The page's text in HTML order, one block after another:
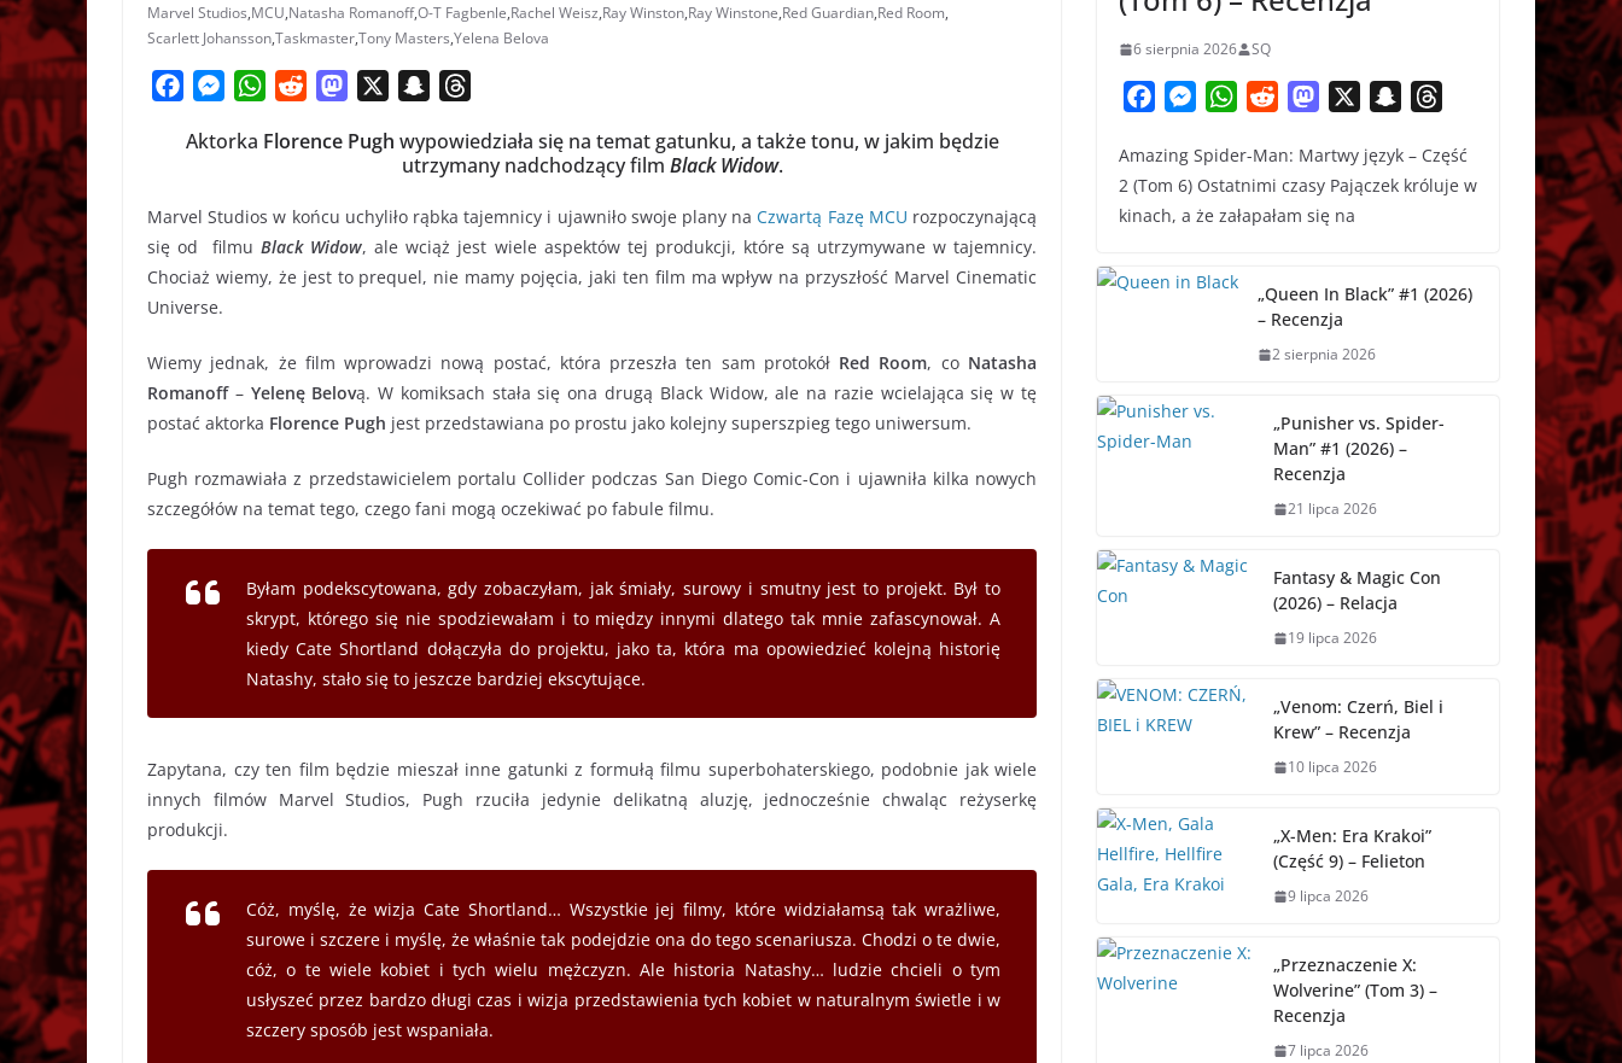
Marvel Studios,MCU,Natasha Romanoff,O-T Fagbenle,Rachel Weisz,Ray Winston,Ray Winstone,Red Guardian,Red Room,
Scarlett Johansson,Taskmaster,Tony Masters,Yelena Belova
c
b
o
o
k
M
s
e
n
g
W
a
s
A
p
d
i
t
M
s
o
d
o
a
p
c
h
a
r
e
a
d
s
Aktorka Florence Pugh wypowiedziała się na temat gatunku, a także tonu, w jakim będzie
utrzymany nadchodzący film Black Widow.
Marvel Studios w końcu uchyliło rąbka tajemnicy i ujawniło swoje plany naCzwartą Fazę MCU rozpoczynającą
się od filmuBlack Widow, ale wciąż jest wiele aspektów tej produkcji, które są utrzymywane w tajemnicy.
Chociaż wiemy, że jest to prequel, nie mamy pojęcia, jaki ten film ma wpływ na przyszłość Marvel Cinematic
Universe.
Wiemy jednak, że film wprowadzi nową postać, która przeszła ten sam protokół Red Room, co Natasha
Romanoff – Yelenę Belovą. W komiksach stała się ona drugą Black Widow, ale na razie wcielająca się w tę
postać aktorka Florence Pugh jest przedstawiana po prostu jako kolejny superszpieg tego uniwersum.
Pugh rozmawiała z przedstawicielem portalu Collider podczas San Diego Comic-Con i ujawniła kilka nowych
szczegółów na temat tego, czego fani mogą oczekiwać po fabule filmu.
Byłam podekscytowana, gdy zobaczyłam, jak śmiały, surowy i smutny jest to projekt. Był to
skrypt, którego się nie spodziewałam i to między innymi dlatego tak mnie zafascynował. A
kiedy Cate Shortland dołączyła do projektu, jako ta, która ma opowiedzieć kolejną historię
Natashy, stało się to jeszcze bardziej ekscytujące.
Zapytana, czy ten film będzie mieszał inne gatunki z formułą filmu superbohaterskiego, podobnie jak wiele
innych filmów Marvel Studios, Pugh rzuciła jedynie delikatną aluzję, jednocześnie chwaląc reżyserkę
produkcji.
Cóż, myślę, że wizja Cate Shortland… Wszystkie jej filmy, które widziałamsą tak wrażliwe,
surowe i szczere i myślę, że właśnie tak podejdzie ona do tego scenariusza. Chodzi o te dwie,
cóż, o te wiele kobiet i tych wielu mężczyzn. Ale historia Natashy… ludzie chcieli o tym
usłyszeć przez bardzo długi czas i wizja przedstawienia tych kobiet w naturalnym świetle i w
szczery sposób jest wspaniała.
6 sierpnia 2026 SQ
c
e
b
o
M
s
s
e
g
W
a
t
s
p
d
d
i
M
s
t
o
o
n
a
p
a
r
e
s
Amazing Spider-Man: Martwy język – Część
2 (Tom 6) Ostatnimi czasy Pajączek króluje w
kinach, a że załapałam się na
„Queen In Black” #1 (2026)
– Recenzja
2 sierpnia 2026
„Punisher vs. Spider-
Man” #1 (2026) –
Recenzja
21 lipca 2026
Fantasy & Magic Con
(2026) – Relacja
19 lipca 2026
„Venom: Czerń, Biel i
Krew” – Recenzja
10 lipca 2026
„X-Men: Era Krakoi”
(Część 9) – Felieton
9 lipca 2026
„Przeznaczenie X:
Wolverine” (Tom 3) –
Recenzja
7 lipca 2026